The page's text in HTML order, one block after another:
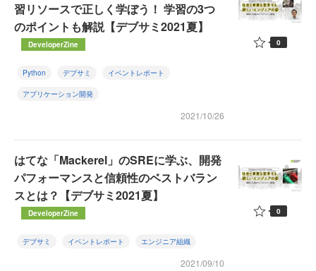
習リソースで正しく学ぼう！ 学習の3つ
のポイントも解説【デブサミ2021夏】
DeveloperZine
Python デブサミ イベントレポート
アプリケーション開発
2021/10/26
0
はてな「Mackerel」のSREに学ぶ、開発
パフォーマンスと信頼性のベストバラン
スとは？【デブサミ2021夏】
DeveloperZine
デブサミ イベントレポート エンジニア組織
2021/09/10
0